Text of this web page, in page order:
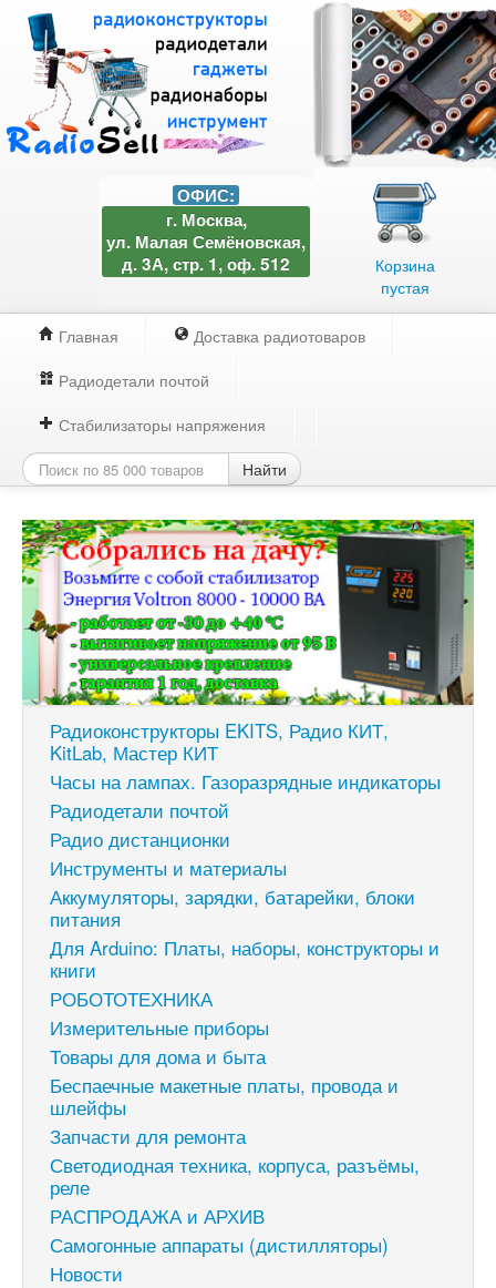
Корзина
пустая
ОФИС:
г. Москва,
ул. Малая Семёновская,
д. 3А, стр. 1, оф. 512
Главная
Доставка радиотоваров
Радиодетали почтой
Стабилизаторы напряжения
Найти
Радиоконструкторы EKITS, Радио КИТ,
KitLab, Мастер КИТ
Часы на лампах. Газоразрядные индикаторы
Радиодетали почтой
Радио дистанционки
Инструменты и материалы
Аккумуляторы, зарядки, батарейки, блоки
питания
Для Arduino: Платы, наборы, конструкторы и
книги
РОБОТОТЕХНИКА
Измерительные приборы
Товары для дома и быта
Беспаечные макетные платы, провода и
шлейфы
Запчасти для ремонта
Светодиодная техника, корпуса, разъёмы,
реле
РАСПРОДАЖА и АРХИВ
Самогонные аппараты (дистилляторы)
Новости